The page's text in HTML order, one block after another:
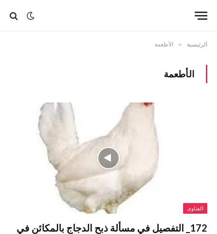
الرئيسية » الأطعمة
الأطعمة
الفتاوى
172_ التفصيل في مسألة ذبح الدجاج بالمكائن في